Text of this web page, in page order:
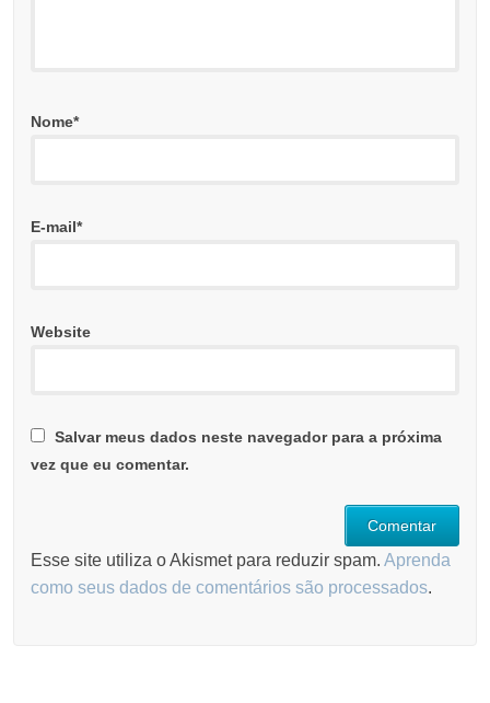
Nome*
E-mail*
Website
Salvar meus dados neste navegador para a próxima
vez que eu comentar.
Esse site utiliza o Akismet para reduzir spam.Aprenda
como seus dados de comentários são processados.